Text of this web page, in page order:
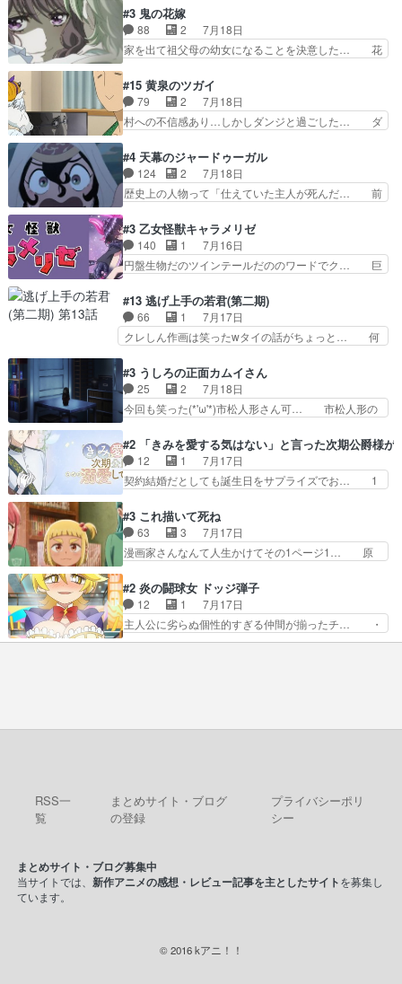
活するようになってからの話… 最後の「かわい
い」の破壊力よ…あれは成田… 糸と4人の弟の関
わり方がどう変化していく…
レール編の始まり、エリザさんの回で「… 「マジ
ラ」と言えば同時上映の「公タロウ」… キュアエ
クレールはやっぱりくれあだったか… エクレール
は誰だ編、遂に答え合わせの時だ… これで自分も
の何もない日常※もっと密着… LIMITかも知れな
い。キュアエクレール… ・解決編、完全に前4話
で謎解きさせるスタ…
#3 鬼の花嫁
88 2
7月18日
家を出て祖父母の幼女になることを決意した… 花
コミどころが多すぎてある意味おもしろ… 胸が凄
くスカッっとしたずっと苦痛を伴って… 祖父母に
人の心があってよかった。それにし… 柚子が家族
と決別する回柚子を傷つけた瑶太… 今期のアニメ
守る姿や祖母の語る玲夜の眼… 常に言ってるけ
ど、ラブコメの主役にも魅力… 家族にずっと理不
尽に虐げられ、我慢を強い…
#15 黄泉のツガイ
79 2
7月18日
村への不信感あり…しかしダンジと過ごした… ダ
ジとの思い出を振り返るユルの表情が本… それぞ
れの思惑が複雑に絡み合い、物語がさ… ユルは一
人になりたいのに、犬がそっと寄り… ダンジが
「俺は側にいる」と言ってくれた幼… 偽りだけで
存在だったからこそ真実が重く… これまで積み重
ねてきた信頼があるからこそ… 一瞬スタッフのユ
ーモア全開爆笑シーンが普…
#4 天幕のジャードゥーガル
124 2
7月18日
歴史上の人物って「仕えていた主人が死んだ… 前
した側にも人としての温かい暮らしがあ… ソルコ
クタニは本を奪うために起こった悲劇… 原論はあ
なた達には当たり前でも私達には始… 周りの同胞
がモンゴルの暮らしに慣れていく… 「肉の味を
になんか既視感を覚えるけどな… ソルコクタニが
憎むべき人であり、かつての… ラストの展開でぞ
くっとした。そういう方向…
#3 乙女怪獣キャラメリゼ
140 1
7月16日
円盤生物だのツインテールだののワードでク… 巨
クロたんのちょっとしたサービスカット… 面白い
設定の作品だね。夢の国デート回は怪… 結構評判
になってたので見てみたけど、評判… 今時初デー
トでそのチョイスは一発アウトだ… 結構、少女マ
お互いの誤解が解けてよかっ… 円盤購入を検討し
始めるくらい最高だったな… 1人のjkとして普通
に生きたいのにそれを…
#13 逃げ上手の若君(第二期)
66 1
7月17日
クレしん作画は笑ったwタイの話がちょっと… 何
の講談から始まり途中も実写演出入った… 相変わ
らずコミカルなKAMAKURA良く… 動画検査させ
ていただきました！待ちに待っ… 1期目の導入も
だけれどもぉ2期目の導入も… 観てたらいつの間
党、Bパートでは庇番衆。… 故郷は遠きにありて
思ふものそれは時行の鎌… というただの日常回か
と思いきや、そこから…
#3 うしろの正面カムイさん
25 2
7月18日
今回も笑った(*'ω'*)市松人形さん可… 市松人形の
の仕事を思わせるケレン味作画… あいかわらず杉
田さんのアドリブっぽいなに… ギャグもいいし作
画も綺麗このシーンは原作… 呪いの人形は仲間に
なるの怪奇組とのネタ被… 呪いの人形、人形相手
のテンポの良さが光… 呪いの人形ドジっ子すぎる
しかも仲間になる… 呪いの人形がビビっとるぞ。
今回あんまりエ…
#2 「きみを愛する気はない」と言った次期公爵様が
12 1
7月17日
契約結婚だとしても誕生日をサプライズでお… 1
いろあったんだな。奥様の心が彼の心を… 政略結
婚による妬みから色んな嫌がらせを受… 【今夜の
アニメAは…】前向き没落令嬢×こ… マウントに
気付かない素直な主人公大丈夫か… もうユリウス
それでいいのか？と思わない… 貴族は階級社会で
大変だ。や、やはり同性に… 第２話をU-NEXTで
視聴しました。視聴…
#3 これ描いて死ね
63 3
7月17日
漫画家さんなんて人生かけてその1ページ1… 原
きで真っ直ぐな主人公と、拗らせに拗ら… にて、
落語部長役で出演させていただきまし… すげえお
もしろかった。アバンの諸星大二郎… ◤￣￣￣￣
￣￣￣￣￣￣￣￣￣￣名場面アイ… メンバーと部
#2 炎の闘球女 ドッジ弾子
12 1
7月17日
主人公に劣らぬ個性的すぎる仲間が揃ったチ… ・
ショッピングモールでドッジボールするな… 颯爽
RSS一
覧
まとめサイト・ブログ
の登録
プライバシーポリ
シー
まとめサイト・ブログ募集中
当サイトでは、 新作アニメの感想・レビュー記事を主としたサイトを募集し
ています。
© 2016 kアニ！！